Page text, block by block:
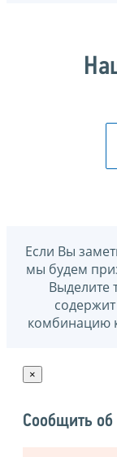
Если Вы
мы будем
Выделите
комбинацию
×
Сообщить об